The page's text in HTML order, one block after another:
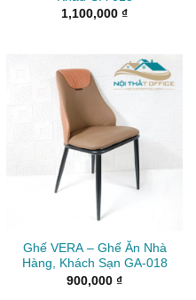
1,100,000 ₫
Ghế VERA – Ghế Ăn Nhà
Hàng, Khách Sạn GA-018
900,000 ₫